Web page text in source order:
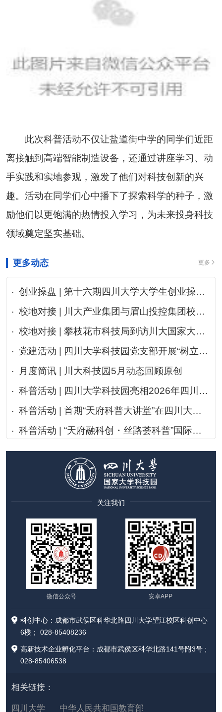
此次科普活动不仅让盐道街中学的同学们近距
离接触到高端智能制造设备，还通过讲座学习、动
手实践和实地参观，激发了他们对科技创新的兴
趣。活动在同学们心中播下了探索科学的种子，激
励他们以更饱满的热情投入学习，为未来投身科技
领域奠定坚实基础。
更多动态 更多
创业操盘 | 第十六期四川大学大学生创业操盘实践课程启动仪式圆满举行
校地对接 | 川大产业集团与眉山投控集团校地科技产业合作推进会顺利召开
校地对接 | 攀枝花市科技局到访川大国家大学科技园座谈交流
党建活动 | 四川大学科技园党支部开展“树立和践行正确政绩观”党建结对学习活动
月度简讯 | 川大科技园5月动态回顾原创
科普活动 | 四川大学科技园亮相2026年四川省科技活动周
科普活动 | 首期“天府科普大讲堂”在四川大学科技园成功举办
科普活动 | “天府融科创・丝路荟科普”国际科普交流系列活动在四川大学科技园举行
关注我们
微信公众号 安卓APP
科创中心：成都市武侯区科华北路四川大学望江校区科创中心
6楼； 028-85408236
高新技术企业孵化平台：成都市武侯区科华北路141号附3号 ;
028-85406538
相关链接：
四川大学 中华人民共和国教育部